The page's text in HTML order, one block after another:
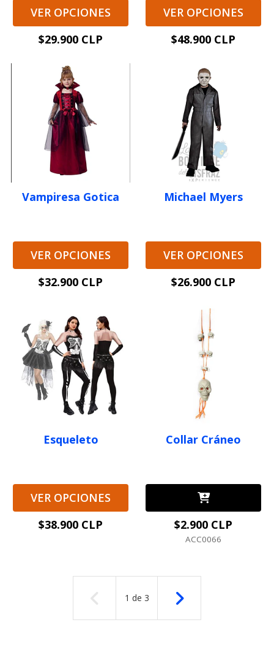
VER OPCIONES
$29.900 CLP
VER OPCIONES
$48.900 CLP
Vampiresa Gotica
VER OPCIONES
$32.900 CLP
Michael Myers
VER OPCIONES
$26.900 CLP
Esqueleto
VER OPCIONES
$38.900 CLP
Collar Cráneo
$2.900 CLP
ACC0066
1 de 3